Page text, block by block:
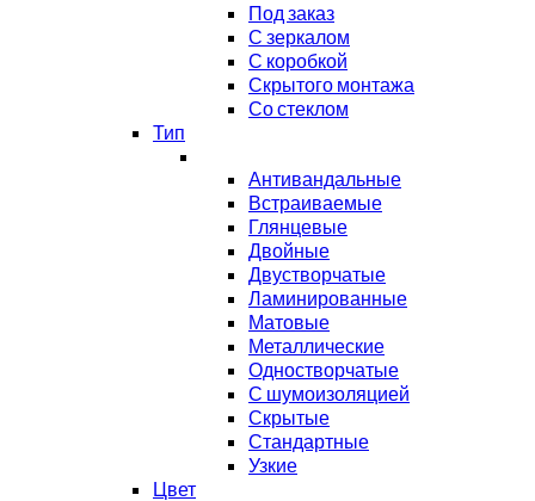
Под заказ
С зеркалом
С коробкой
Скрытого монтажа
Со стеклом
Тип
Антивандальные
Встраиваемые
Глянцевые
Двойные
Двустворчатые
Ламинированные
Матовые
Металлические
Одностворчатые
С шумоизоляцией
Скрытые
Стандартные
Узкие
Цвет